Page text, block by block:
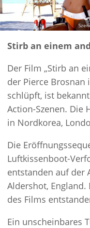
Stirb an einem
Der Film „Stirb an
der Pierce Brosnan
schlüpft, ist
Action-Szenen. Die
in Nordkorea,
Die
Luftkissenboot-
entstanden auf der
Aldershot, England.
des Films
Ein unscheinbares